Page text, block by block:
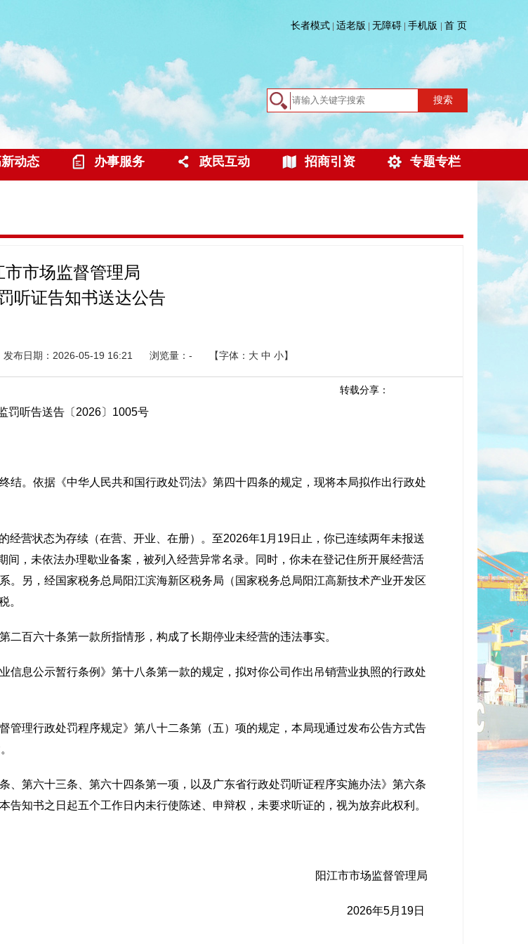
长者模式 适老版 无障碍 手机版 首 页
搜索
动态 办事服务 政民互动 招商引资 专题专栏
市市场监督管理局
听证告知书送达公告
发布日期：2026-05-19 16:21 浏览量： - 【字体： 大 中 小】
转载分享：
罚听告送告〔2026〕1005号
。依据《中华人民共和国行政处罚法》第四十四条的规定，现将本局拟作出行政处
营状态为存续（在营、开业、在册）。至2026年1月19日止，你已连续两年未报送
，未依法办理歇业备案，被列入经营异常名录。同时，你未在登记住所开展经营活
。另，经国家税务总局阳江滨海新区税务局（国家税务总局阳江高新技术产业开发区
。
百六十条第一款所指情形，构成了长期停业未经营的违法事实。
息公示暂行条例》第十八条第一款的规定，拟对你公司作出吊销营业执照的行政处
理行政处罚程序规定》第八十二条第（五）项的规定，本局现通过发布公告方式告
第六十三条、第六十四条第一项，以及广东省行政处罚听证程序实施办法》第六条
知书之日起五个工作日内未行使陈述、申辩权，未要求听证的，视为放弃此权利。
阳江市市场监督管理局
2026年5月19日